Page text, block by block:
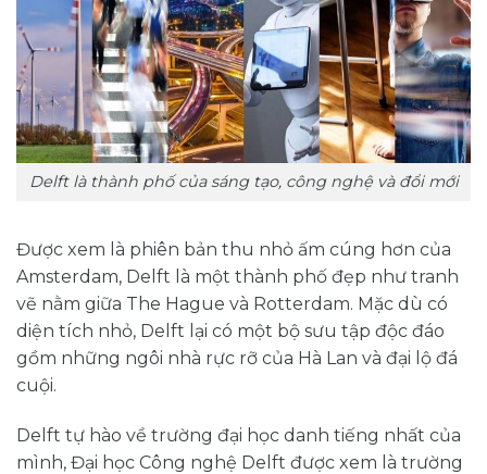
Delft là thành phố của sáng tạo, công nghệ và đổi mới
Được xem là phiên bản thu nhỏ ấm cúng hơn của
Amsterdam, Delft là một thành phố đẹp như tranh
vẽ nằm giữa The Hague và Rotterdam. Mặc dù có
diện tích nhỏ, Delft lại có một bộ sưu tập độc đáo
gồm những ngôi nhà rực rỡ của Hà Lan và đại lộ đá
cuội.
Delft tự hào về trường đại học danh tiếng nhất của
mình, Đại học Công nghệ Delft được xem là trường